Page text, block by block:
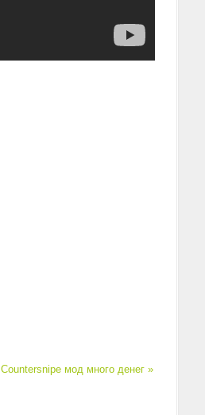
Countersnipe мод много денег »